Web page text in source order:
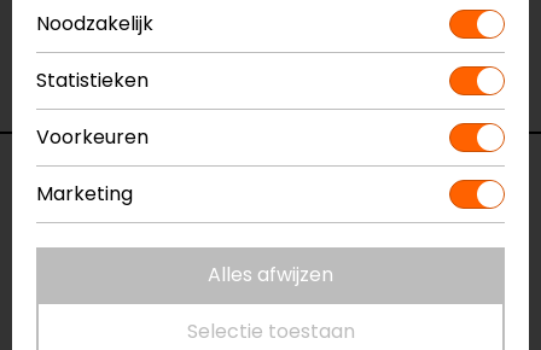
het product bekijken & passen en staan onze
verkoopmedewerkers voor je klaar met advies.
Bekijk onze andere
Specificaties
Windscherm
Model
YMT1300
Barracuda
Noodzakelijk
Statistieken
Voorkeuren
Marketing
Alles afwijzen
Selectie toestaan